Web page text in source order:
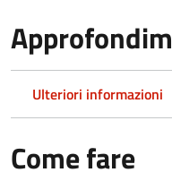
Ulteriori informazioni
Come fare